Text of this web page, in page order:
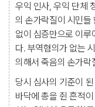
우익 인사, 우익 단체
의 손가락질이 시민들
없이 심증만으로 이루
다. 부역혐의가 없는
의해서 죽음의 손가락
당시 심사의 기준이
바닥에 총을 쥔 흔적